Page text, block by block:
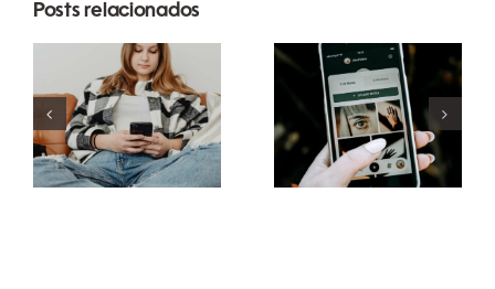
Posts relacionados
Estratégias
inovadoras
para
aumentar a
visibilidade
de grupos
no
Melhores
práticas
para usar
filtros de
realidade
aumentada